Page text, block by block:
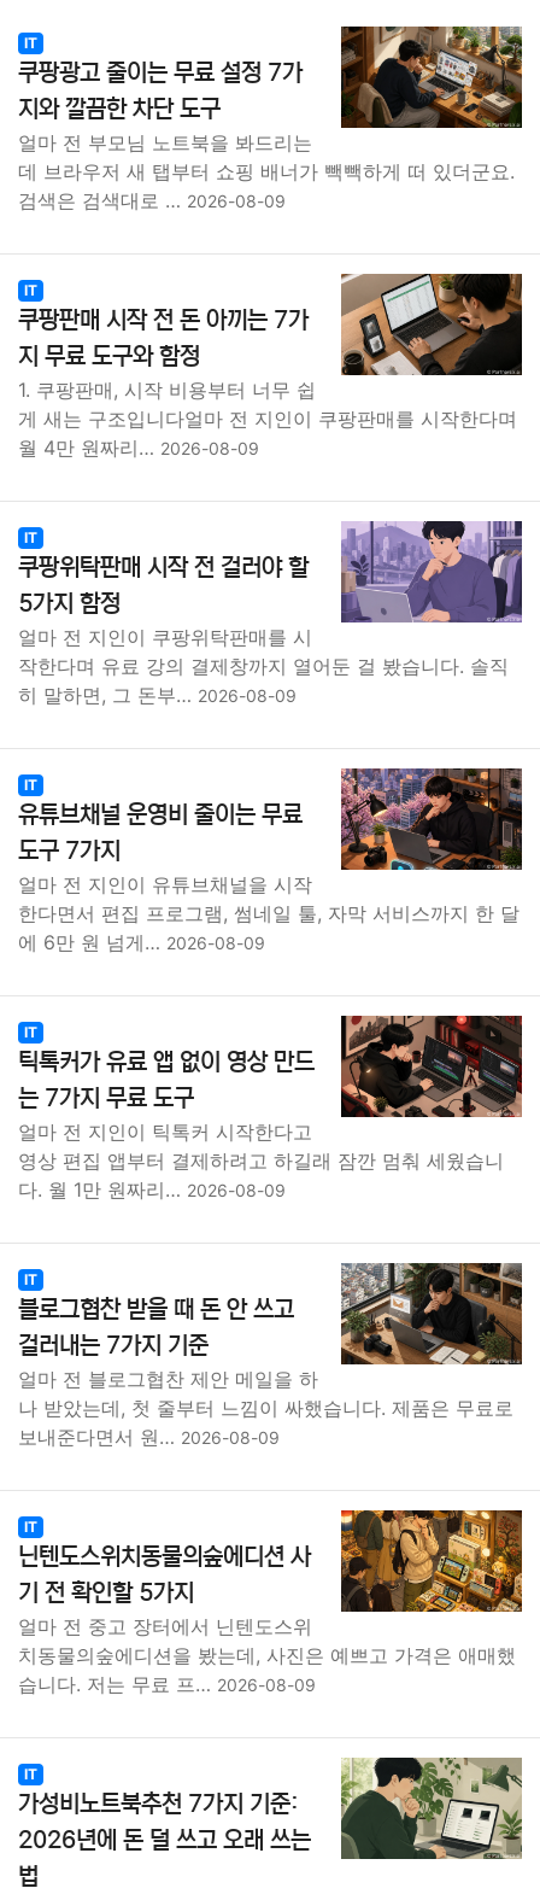
IT
쿠팡광고 줄이는 무료 설정 7가
지와 깔끔한 차단 도구
얼마 전 부모님 노트북을 봐드리는
데 브라우저 새 탭부터 쇼핑 배너가 빽빽하게 떠 있더군요.
검색은 검색대로 … 2026-08-09
IT
쿠팡판매 시작 전 돈 아끼는 7가
지 무료 도구와 함정
1. 쿠팡판매, 시작 비용부터 너무 쉽
게 새는 구조입니다얼마 전 지인이 쿠팡판매를 시작한다며
월 4만 원짜리… 2026-08-09
IT
쿠팡위탁판매 시작 전 걸러야 할
5가지 함정
얼마 전 지인이 쿠팡위탁판매를 시
작한다며 유료 강의 결제창까지 열어둔 걸 봤습니다. 솔직
히 말하면, 그 돈부… 2026-08-09
IT
유튜브채널 운영비 줄이는 무료
도구 7가지
얼마 전 지인이 유튜브채널을 시작
한다면서 편집 프로그램, 썸네일 툴, 자막 서비스까지 한 달
에 6만 원 넘게… 2026-08-09
IT
틱톡커가 유료 앱 없이 영상 만드
는 7가지 무료 도구
얼마 전 지인이 틱톡커 시작한다고
영상 편집 앱부터 결제하려고 하길래 잠깐 멈춰 세웠습니
다. 월 1만 원짜리… 2026-08-09
IT
블로그협찬 받을 때 돈 안 쓰고
걸러내는 7가지 기준
얼마 전 블로그협찬 제안 메일을 하
나 받았는데, 첫 줄부터 느낌이 싸했습니다. 제품은 무료로
보내준다면서 원… 2026-08-09
IT
닌텐도스위치동물의숲에디션 사
기 전 확인할 5가지
얼마 전 중고 장터에서 닌텐도스위
치동물의숲에디션을 봤는데, 사진은 예쁘고 가격은 애매했
습니다. 저는 무료 프… 2026-08-09
IT
가성비노트북추천 7가지 기준:
2026년에 돈 덜 쓰고 오래 쓰는
법